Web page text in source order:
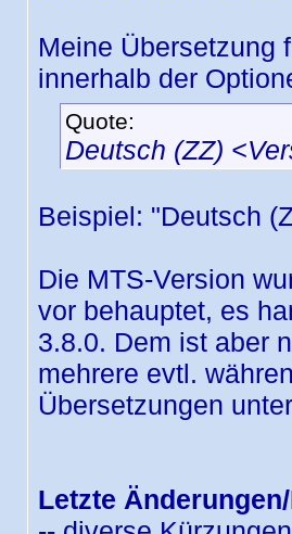
Meine Übersetzung
innerhalb der
Quote:
Deutsch (ZZ)
Beispiel: "Deutsch
Die MTS-Version
vor behauptet, es
3.8.0. Dem ist aber
mehrere evtl.
Übersetzungen
Letzte